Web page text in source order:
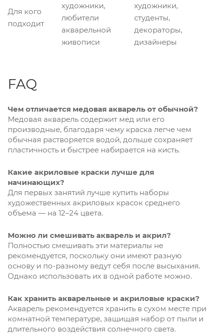
Для кого
подходит
художники,
любители
акварельной
живописи
художники,
студенты,
декораторы,
дизайнеры
FAQ
Чем отличается медовая акварель от обычной?
Медовая акварель содержит мед или его
производные, благодаря чему краска легче чем
обычная растворяется водой, дольше сохраняет
пластичность и быстрее набирается на кисть.
Какие акриловые краски лучше для
начинающих?
Для первых занятий лучше купить наборы
художественных акриловых красок среднего
объема — на 12–24 цвета.
Можно ли смешивать акварель и акрил?
Полностью смешивать эти материалы не
рекомендуется, поскольку они имеют разную
основу и по-разному ведут себя после высыхания.
Однако использовать их в одной работе можно.
Как хранить акварельные и акриловые краски?
Акварель рекомендуется хранить в сухом месте при
комнатной температуре, защищая набор от пыли и
длительного воздействия солнечного света.